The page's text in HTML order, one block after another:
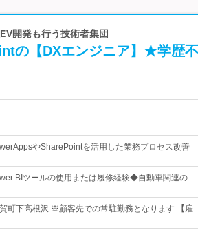
開発も行う技術者集団
の【DXエンジニア】★学歴
やSharePointを活用した業務プロセス改善
BIツールの使用または履修経験◆自動車関連の
町下高根沢 ※顧客先での常駐勤務となります 【雇